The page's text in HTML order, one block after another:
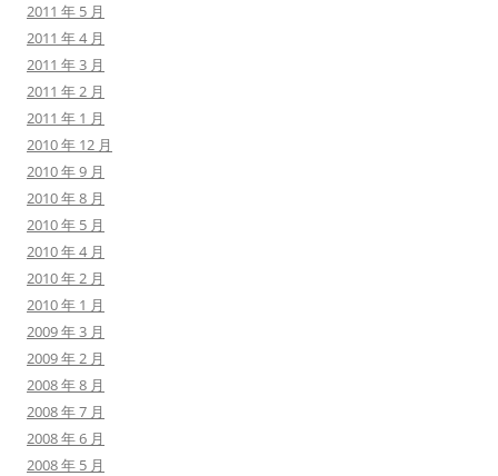
2011 年 5 月
2011 年 4 月
2011 年 3 月
2011 年 2 月
2011 年 1 月
2010 年 12 月
2010 年 9 月
2010 年 8 月
2010 年 5 月
2010 年 4 月
2010 年 2 月
2010 年 1 月
2009 年 3 月
2009 年 2 月
2008 年 8 月
2008 年 7 月
2008 年 6 月
2008 年 5 月